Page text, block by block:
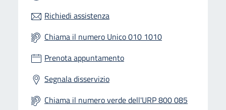
Richiedi assistenza
Chiama il numero Unico 010 1010
Prenota appuntamento
Segnala disservizio
Chiama il numero verde dell'URP 800 085